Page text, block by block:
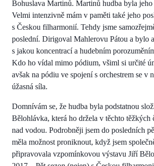
Bohuslava Martinů. Martinů hudba byla jeho
Velmi intenzivně mám v paměti také jeho
s Českou filharmonií. Tehdy jsme
poslední. Dirigoval Mahlerovu Pátou a bylo
s jakou koncentrací a hudebním
Kdo ho vídal mimo pódium, všiml si určité
avšak na pódiu ve spojení s orchestrem se v
úžasná síla.
Domnívám se, že hudba byla podstatnou
Bělohlávka, která ho držela v těchto těžkých
nad vodou. Podrobněji jsem do posledních
měla možnost proniknout, když jsem
připravovala vzpomínkovou výstavu Jiří